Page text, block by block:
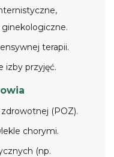
terapii.
izby przyjęć.
(POZ).
chorymi.
(np.